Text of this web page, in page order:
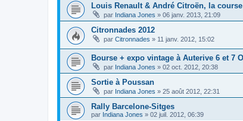
Louis Renault & André Citroën, la
par Indiana Jones » 06 janv. 2013, 21:09
Citronnades 2012
par Citronnades » 11 janv. 2012, 15:02
Bourse + expo vintage à Auterive 6 et 7
par Indiana Jones » 02 oct. 2012, 20:38
Sortie à Poussan
par Indiana Jones » 25 août 2012, 22:31
Rally Barcelone-Sitges
par Indiana Jones » 02 juil. 2012, 06:39